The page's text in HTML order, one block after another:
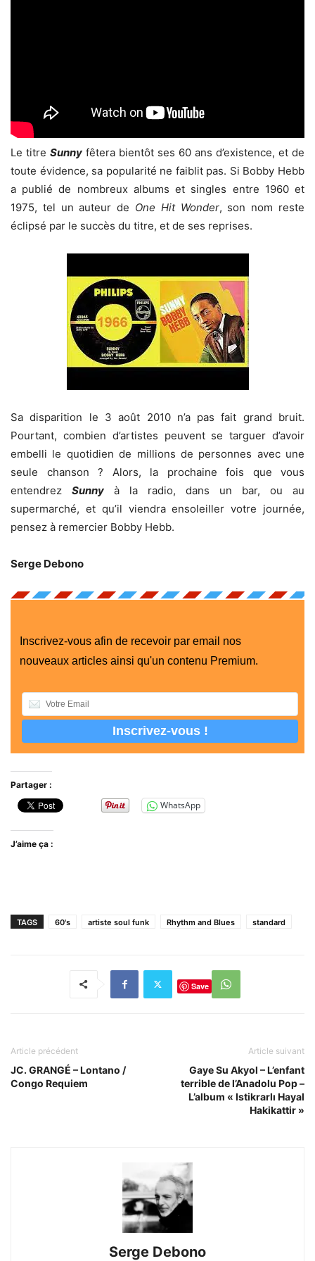
Le titre Sunny fêtera bientôt ses 60 ans d’existence, et de
toute évidence, sa popularité ne faiblit pas. Si Bobby Hebb
a publié de nombreux albums et singles entre 1960 et
1975, tel un auteur de One Hit Wonder, son nom reste
éclipsé par le succès du titre, et de ses reprises.
Sa disparition le 3 août 2010 n’a pas fait grand bruit.
Pourtant, combien d’artistes peuvent se targuer d’avoir
embelli le quotidien de millions de personnes avec une
seule chanson ? Alors, la prochaine fois que vous
entendrez Sunny à la radio, dans un bar, ou au
supermarché, et qu’il viendra ensoleiller votre journée,
pensez à remercier Bobby Hebb.
Serge Debono
Inscrivez-vous afin de recevoir par email nos
nouveaux articles ainsi qu'un contenu Premium.
Partager :
WhatsApp
J’aime ça :
TAGS 60's artiste soul funk Rhythm and Blues standard
Save
Article précédent
JC. GRANGÉ – Lontano /
Congo Requiem
Article suivant
Gaye Su Akyol – L’enfant
terrible de l’Anadolu Pop –
L’album « Istikrarlı Hayal
Hakikattir »
Serge Debono